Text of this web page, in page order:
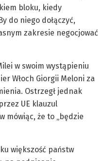
bloku, kiedy
do niego dołączyć,
zakresie negocjować
w swoim wystąpieniu
Włoch Giorgii Meloni za
Ostrzegł jednak
UE klauzul
mówiąc, że to „będzie
większość państw